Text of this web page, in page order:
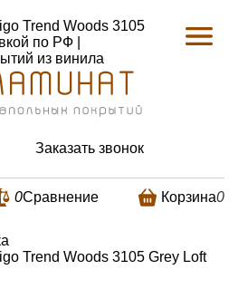
Trend Woods 3105
по РФ |
из винила
Заказать звонок
0Сравнение Корзина0
Trend Woods 3105 Grey Loft